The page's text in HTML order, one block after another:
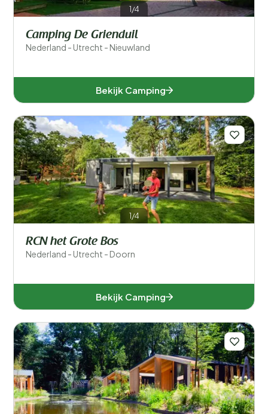
1/4
Camping De Grienduil
Nederland - Utrecht - Nieuwland
Bekijk Camping
1/4
RCN het Grote Bos
Nederland - Utrecht - Doorn
Bekijk Camping